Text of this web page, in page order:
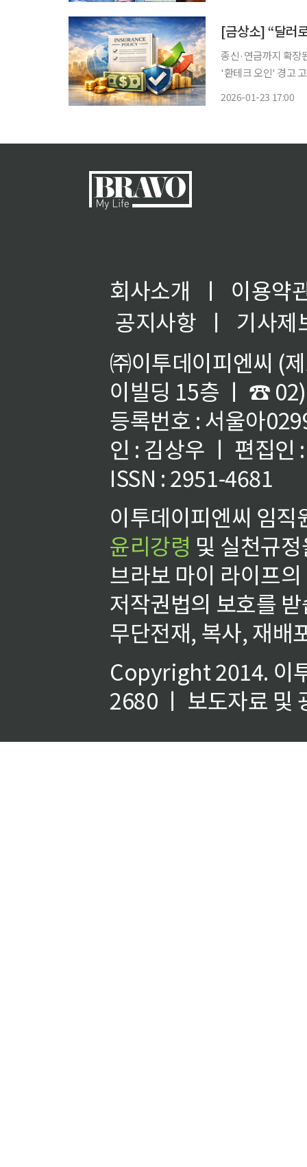
종신·연금까지 확장
'환테크 오인' 경고 고환율 국면이 장기화되면서 달러 자산 선호 심리를 겨냥한 달러보험이
2026-01-23 17:00
회사소개 ㅣ
이용약
공지사항
ㅣ
기사제
㈜이투데이피엔씨 (
이빌딩 15층 ㅣ ☎
등록번호 : 서울아
인 : 김상우 ㅣ 편집인
ISSN : 2951-4681
이투데이피엔씨 임
윤리강령 및 실천규
브라보 마이 라이프
저작권법의 보호를
무단전재, 복사, 재배
Copyright 2014. 이
2680 ㅣ 보도자료